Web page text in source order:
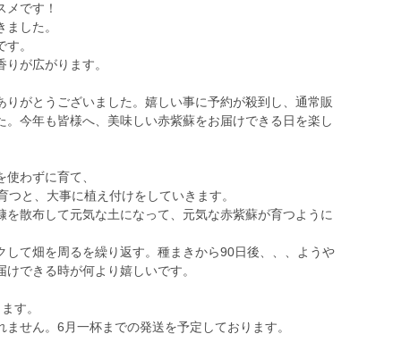
です！
した。
。
が広がります。
がとうございました。嬉しい事に予約が殺到し、通常販
今年も皆様へ、美味しい赤紫蘇をお届けできる日を楽し
わずに育て、
と、大事に植え付けをしていきます。
散布して元気な土になって、元気な赤紫蘇が育つように
て畑を周るを繰り返す。種まきから90日後、、、ようや
できる時が何より嬉しいです。
す。
せん。6月一杯までの発送を予定しております。